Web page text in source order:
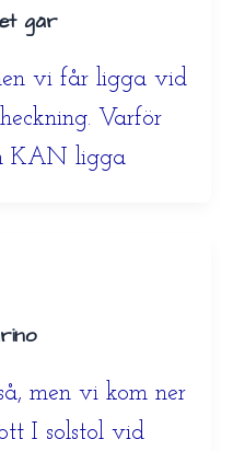
går
vi får ligga vid
Varför
KAN ligga
men vi kom ner
I solstol vid